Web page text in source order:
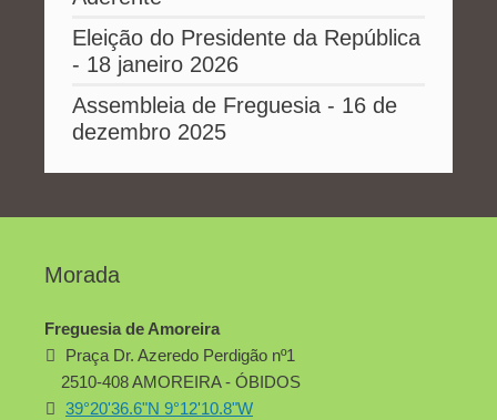
Eleição do Presidente da República
- 18 janeiro 2026
Assembleia de Freguesia - 16 de
dezembro 2025
Morada
Freguesia de Amoreira
Praça Dr. Azeredo Perdigão nº1
2510-408 AMOREIRA - ÓBIDOS
39°20'36.6"N 9°12'10.8"W